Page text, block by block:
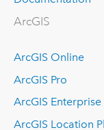
ArcGIS
ArcGIS Online
ArcGIS Pro
ArcGIS Enterprise
ArcGIS Location